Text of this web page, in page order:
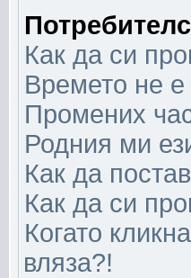
Как да си
Времето не
Промених
Родния ми
Как да
Как да си
Когато
вляза?!